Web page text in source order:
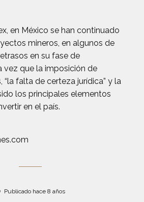
en México se han continuado
mineros, en algunos de
en su fase de
vez que la imposición de
“la falta de certeza jurídica” y la
los principales elementos
en el país.
Publicado hace 8 años